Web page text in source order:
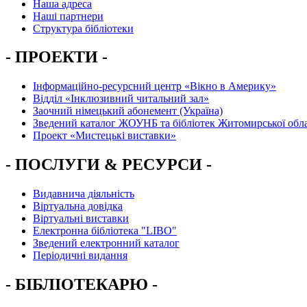
Наша адреса
Наші партнери
Структура бібліотеки
- ПРОЕКТИ -
Інформаційно-ресурсний центр «Вікно в Америку»
Вiддiл «Інклюзивний читальний зал»
Заочний німецький абонемент (Україна)
Зведений каталог ЖОУНБ та бібліотек Житомирської
Проект «Мистецькі виставки»
- ПОСЛУГИ & РЕСУРСИ -
Видавнича діяльність
Віртуальна довідка
Віртуальні виставки
Електронна бібліотека "LIBO"
Зведений електронний каталог
Періодичні видання
- БІБЛІОТЕКАРЮ -